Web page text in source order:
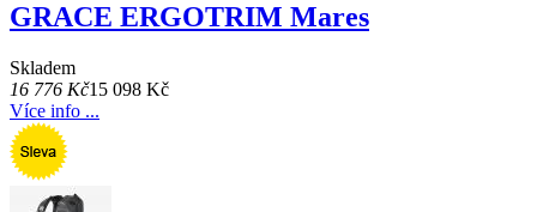
GRACE ERGOTRIM Mares
Skladem
16 776 Kč15 098 Kč
Více info ...